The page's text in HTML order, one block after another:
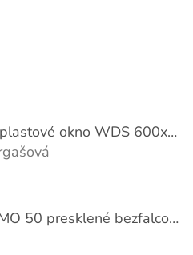
Jednokrídlové plastové okno WDS 600x1000
je 5 z 5 hviezdičiek.
Dvere BERGAMO 50 presklené bezfalcové EXTRA
je 5 z 5 hviezdičiek.